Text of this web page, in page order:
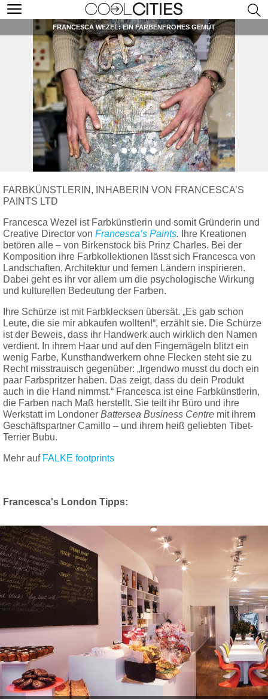
FRANCESCA WEZEL: EIN FARBENFROHES GEMÜT
FARBKÜNSTLERIN, INHABERIN VON FRANCESCA’S
PAINTS LTD
Francesca Wezel ist Farbkünstlerin und somit Gründerin und
Creative Director von Francesca’s Paints. Ihre Kreationen
betören alle – von Birkenstock bis Prinz Charles. Bei der
Komposition ihre Farbkollektionen lässt sich Francesca von
Landschaften, Architektur und fernen Ländern inspirieren.
Dabei geht es ihr vor allem um die psychologische Wirkung
und kulturellen Bedeutung der Farben.
Ihre Schürze ist mit Farbklecksen übersät. „Es gab schon
Leute, die sie mir abkaufen wollten!“, erzählt sie. Die Schürze
ist der Beweis, dass ihr Handwerk auch wirklich den Namen
verdient. In ihrem Haar und auf den Fingernägeln blitzt ein
wenig Farbe, Kunsthandwerkern ohne Flecken steht sie zu
Recht misstrauisch gegenüber: „Irgendwo musst du doch ein
paar Farbspritzer haben. Das zeigt, dass du dein Produkt
auch in die Hand nimmst.“ Francesca ist eine Farbkünstlerin,
die Farben nach Maß herstellt. Sie teilt ihr Büro und ihre
Werkstatt im Londoner Battersea Business Centre mit ihrem
Geschäftspartner Camillo – und ihrem heiß geliebten Tibet-
Terrier Bubu.
Mehr auf FALKE footprints
Francesca's London Tipps: